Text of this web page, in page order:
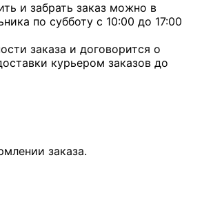
и забрать заказ можно в
по субботу с 10:00 до 17:00
заказа и договорится о
курьером заказов до
заказа.